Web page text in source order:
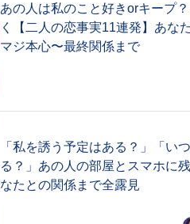
あの人は私のこと好きorキープ
く【二人の恋事実11連発】あな
マジ本心〜最終関係まで
「私を誘う予定はある？」「い
る？」あの人の部屋とスマホに
なたとの関係まで全露見